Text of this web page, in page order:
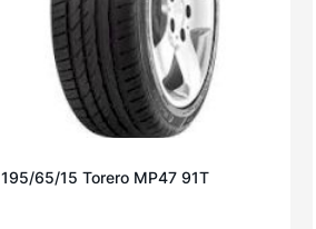
195/65/15 Torero MP47 91T